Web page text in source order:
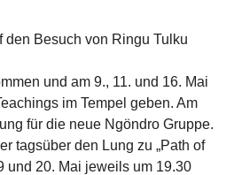
den Besuch von Ringu Tulku
und am 9., 11. und 16. Mai
im Tempel geben. Am
für die neue Ngöndro Gruppe.
tagsüber den Lung zu „Path of
und 20. Mai jeweils um 19.30